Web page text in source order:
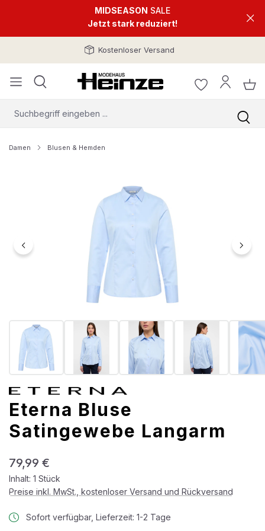
MIDSEASON SALE
Jetzt stark reduziert!
Kostenloser Versand
Damen Blusen & Hemden
Bildergalerie überspringen
Eterna Bluse
Satingewebe Langarm
Regulärer Preis:
79,99 €
Inhalt: 1 Stück
Preise inkl. MwSt., kostenloser Versand und Rückversand
Sofort verfügbar, Lieferzeit: 1-2 Tage